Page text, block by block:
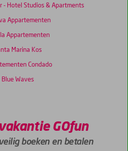
- Hotel Studios & Apartments
Appartementen
Appartementen
Marina Kos
Condado
Blue Waves
GOfun
boeken en betalen